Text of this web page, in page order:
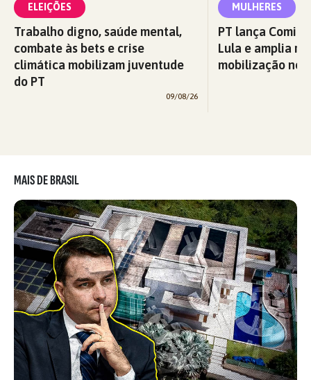
ELEIÇÕES
Trabalho digno, saúde mental,
combate às bets e crise
climática mobilizam juventude
do PT
09/08/26
MULHERES
PT lança
Lula e amplia
mobilização
MAIS DE BRASIL